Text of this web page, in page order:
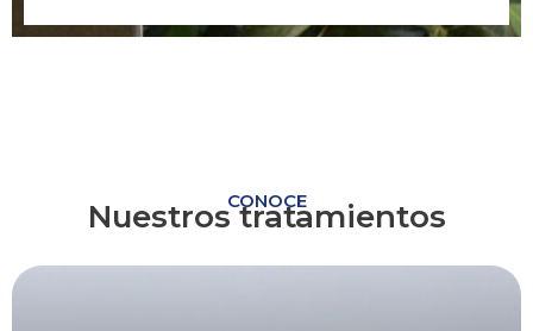
CONOCE
Nuestros tratamientos